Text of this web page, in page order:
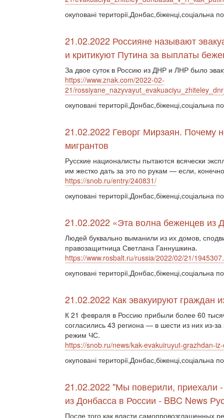
окуповані території,Донбас,біженці,соціальна
21.02.2022 Россияне называют
и критикуют Путина за выплаты
За двое суток в Россию из ДНР и ЛНР было
https://www.znak.com/2022-02-
21/
окуповані території,Донбас,біженці,соціальна
21.02.2022 Геворг Мирзаян. Почему
мигрантов
Русские националисты пытаются всячески
им жестко дать за это по рукам — если,
https://snob.ru/entry/240831/
окуповані території,Донбас,біженці,соціальна
21.02.2022 «Эта волна беженцев
Людей буквально выманили из их домов,
правозащитница Светлана Ганнушкина.
https://www.rosbalt.ru/russia/2022/02/21/
окуповані території,Донбас,біженці,соціальна
21.02.2022 Как эвакуируют граждан
К 21 февраля в Россию прибыли более 60
согласились 43 региона — в шести из них из-
режим ЧС.
https://snob.ru/news/kak-evakuiruyut-grazhdan-
окуповані території,Донбас,біженці,соціальна
21.02.2022 "Мы поверили, приехали
из Донбасса в России - BBC News
После того как власти самопровозглашенных